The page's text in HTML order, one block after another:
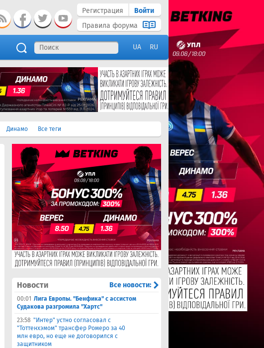
Регистрация
Войти
Правила форума
UA RU
Динамо Все теги
Новости Все новости:
00:01 Лига Европы. "Бенфика" с ассистом
Судакова разгромила "Хартс"
23:58 "Интер" устно согласовал с
"Тоттенхэмом" трансфер Ромеро за 40
млн евро, но еще не договорился с
защитником